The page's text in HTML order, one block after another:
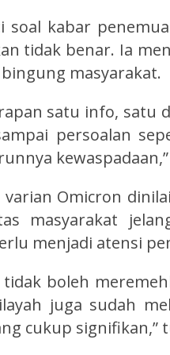
kabar
tidak benar. Ia
masyarakat.
satu info, satu
persoalan
Omicron
masyarakat
menjadi atensi
boleh
juga sudah
cukup signifikan,”